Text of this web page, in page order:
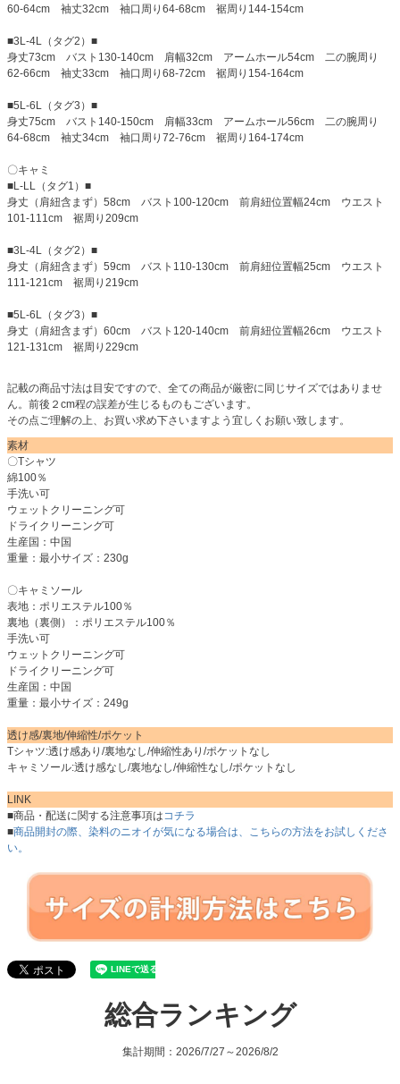
60-64cm 袖丈32cm 袖口周り64-68cm 裾周り144-154cm
■3L-4L（タグ2）■
身丈73cm バスト130-140cm 肩幅32cm アームホール54cm 二の腕周り
62-66cm 袖丈33cm 袖口周り68-72cm 裾周り154-164cm
■5L-6L（タグ3）■
身丈75cm バスト140-150cm 肩幅33cm アームホール56cm 二の腕周り
64-68cm 袖丈34cm 袖口周り72-76cm 裾周り164-174cm
〇キャミ
■L-LL（タグ1）■
身丈（肩紐含まず）58cm バスト100-120cm 前肩紐位置幅24cm ウエスト
101-111cm 裾周り209cm
■3L-4L（タグ2）■
身丈（肩紐含まず）59cm バスト110-130cm 前肩紐位置幅25cm ウエスト
111-121cm 裾周り219cm
■5L-6L（タグ3）■
身丈（肩紐含まず）60cm バスト120-140cm 前肩紐位置幅26cm ウエスト
121-131cm 裾周り229cm
記載の商品寸法は目安ですので、全ての商品が厳密に同じサイズではありませ
ん。前後２cm程の誤差が生じるものもございます。
その点ご理解の上、お買い求め下さいますよう宜しくお願い致します。
素材
〇Tシャツ
綿100％
手洗い可
ウェットクリーニング可
ドライクリーニング可
生産国：中国
重量：最小サイズ：230g
〇キャミソール
表地：ポリエステル100％
裏地（裏側）：ポリエステル100％
手洗い可
ウェットクリーニング可
ドライクリーニング可
生産国：中国
重量：最小サイズ：249g
透け感/裏地/伸縮性/ポケット
Tシャツ:透け感あり/裏地なし/伸縮性あり/ポケットなし
キャミソール:透け感なし/裏地なし/伸縮性なし/ポケットなし
LINK
■商品・配送に関する注意事項はコチラ
■商品開封の際、染料のニオイが気になる場合は、こちらの方法をお試しくださ
い。
総合ランキング
集計期間：2026/7/27～2026/8/2